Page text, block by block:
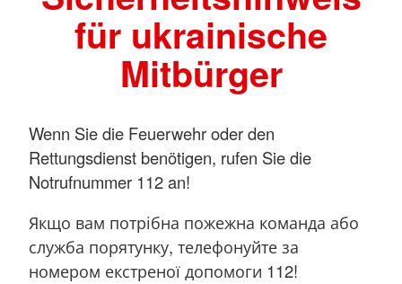
für ukrainische
Mitbürger
Wenn Sie die Feuerwehr oder den
Rettungsdienst benötigen, rufen Sie die
Notrufnummer 112 an!
Якщо вам потрібна пожежна команда або
служба порятунку, телефонуйте за
номером екстреної допомоги 112!